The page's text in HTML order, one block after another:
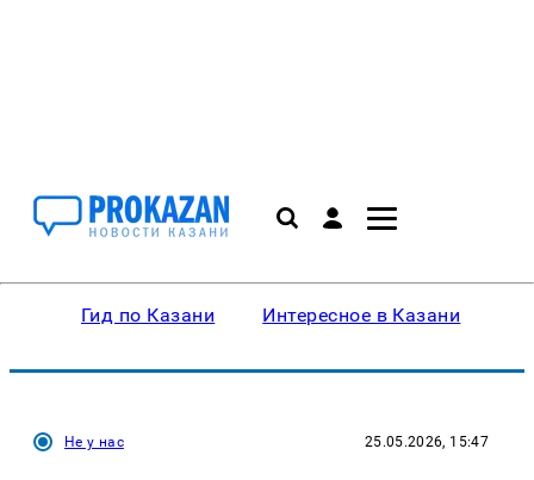
Гид по Казани Интересное в Казани
Не у нас 25.05.2026, 15:47